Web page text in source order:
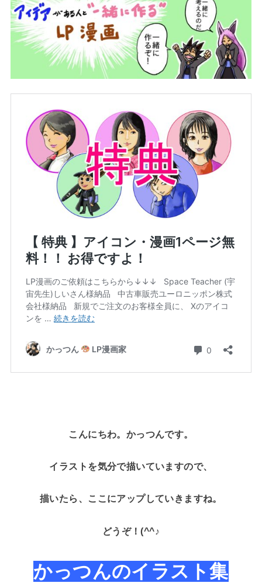
こんにちわ。かっつんです。
イラストを気分で描いていますので、
描いたら、ここにアップしていきますね。
どうぞ！(^^♪
かっつんのイラスト集